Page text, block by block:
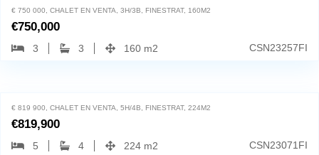
€ 750 000, CHALET EN VENTA, 3H/3B, FINESTRAT, 160M2
€750,000
3 3 160 m2 CSN23257FI
€ 819 900, CHALET EN VENTA, 5H/4B, FINESTRAT, 224M2
€819,900
5 4 224 m2 CSN23071FI